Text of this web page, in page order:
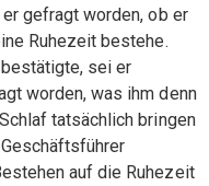
gefragt worden, ob er
Ruhezeit bestehe.
sei er
worden, was ihm denn
tatsächlich bringen
auf die Ruhezeit